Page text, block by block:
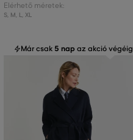
Elérhető méretek:
S, M L XL
Már csak 5 nap az akció végéig